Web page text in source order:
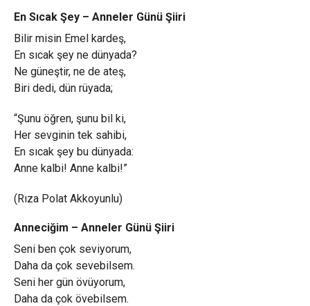
En Sıcak Şey – Anneler Günü Şiiri
Bilir misin Emel kardeş,
En sıcak şey ne dünyada?
Ne güneştir, ne de ateş,
Biri dedi, dün rüyada;
“Şunu öğren, şunu bil ki,
Her sevginin tek sahibi,
En sıcak şey bu dünyada:
Anne kalbi! Anne kalbi!”
(Rıza Polat Akkoyunlu)
Anneciğim – Anneler Günü Şiiri
Seni ben çok seviyorum,
Daha da çok sevebilsem.
Seni her gün övüyorum,
Daha da çok övebilsem.